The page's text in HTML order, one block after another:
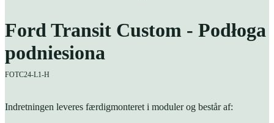
Ford Transit Custom - Podłoga
podniesiona
FOTC24-L1-H
Indretningen leveres færdigmonteret i moduler og består af: